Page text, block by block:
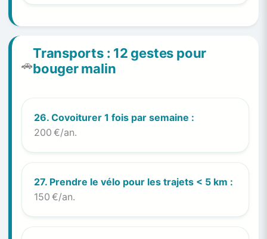
🚗
Transports : 12 gestes pour
bouger malin
26. Covoiturer 1 fois par semaine :
200 €/an.
27. Prendre le vélo pour les trajets < 5 km :
150 €/an.